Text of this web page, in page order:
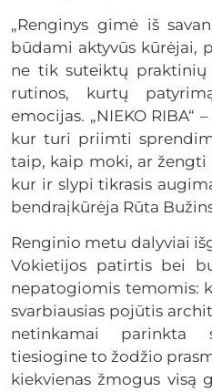
„Renginys gimė iš
būdami aktyvūs kūrėjai,
ne tik suteiktų
rutinos, kurtų
emocijas. „NIEKO RIBA“
kur turi priimti
taip, kaip moki, ar
kur ir slypi tikrasis
bendraįkūrėja Rūta
Renginio metu dalyviai
Vokietijos patirtis bei
nepatogiomis temomis:
svarbiausias pojūtis
netinkamai parinkta
tiesiogine to žodžio
kiekvienas žmogus visą